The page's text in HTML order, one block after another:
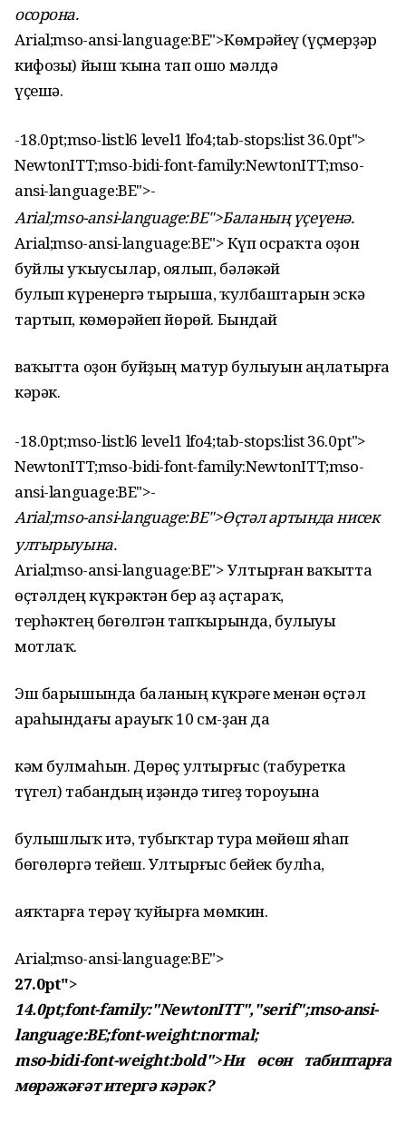
осорона.
Arial;mso-ansi-language:BE">Көмрәйеү (үҫмерҙәр
кифозы) йыш ҡына тап ошо мәлдә
үҫешә.
-18.0pt;mso-list:l6 level1 lfo4;tab-stops:list 36.0pt">
NewtonITT;mso-bidi-font-family:NewtonITT;mso-
ansi-language:BE">-
Arial;mso-ansi-language:BE">Баланың үҫеүенә.
Arial;mso-ansi-language:BE"> Күп осраҡта оҙон
буйлы уҡыусылар, оялып, бәләкәй
булып күренергә тырыша, ҡулбаштарын эскә
тартып, көмөрәйеп йөрөй. Бындай
ваҡытта оҙон буйҙың матур булыуын аңлатырға
кәрәк.
-18.0pt;mso-list:l6 level1 lfo4;tab-stops:list 36.0pt">
NewtonITT;mso-bidi-font-family:NewtonITT;mso-
ansi-language:BE">-
Arial;mso-ansi-language:BE">Өҫтәл артында нисек
ултырыуына.
Arial;mso-ansi-language:BE"> Ултырған ваҡытта
өҫтәлдең күкрәктән бер аҙ аҫтараҡ,
терһәктең бөгөлгән тапҡырында, булыуы
мотлаҡ.
Эш барышында баланың күкрәге менән өҫтәл
араһындағы арауыҡ 10 см-ҙан да
кәм булмаһын. Дөрөҫ ултырғыс (табуретка
түгел) табандың иҙәндә тигеҙ тороуына
булышлыҡ итә, тубыҡтар тура мөйөш яһап
бөгөлөргә тейеш. Ултырғыс бейек булһа,
аяҡтарға терәү ҡуйырға мөмкин.
Arial;mso-ansi-language:BE">
27.0pt">
14.0pt;font-family:"NewtonITT","serif";mso-ansi-
language:BE;font-weight:normal;
mso-bidi-font-weight:bold">Ни өсөн табиптарға
мөрәжәғәт итергә кәрәк?